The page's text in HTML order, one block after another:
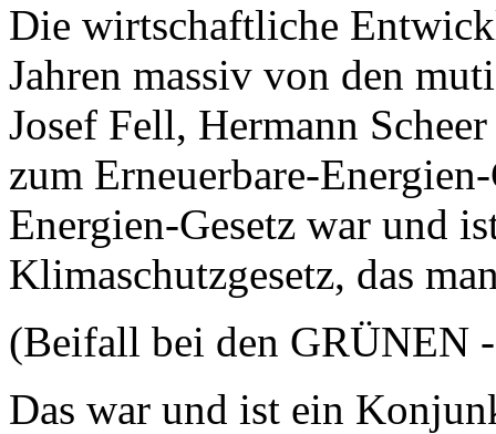
Die wirtschaftliche
Jahren massiv von den
Josef Fell, Hermann
zum Erneuerbare-
Energien-Gesetz war und
Klimaschutzgesetz, das
(Beifall bei den GRÜNEN
Das war und ist ein